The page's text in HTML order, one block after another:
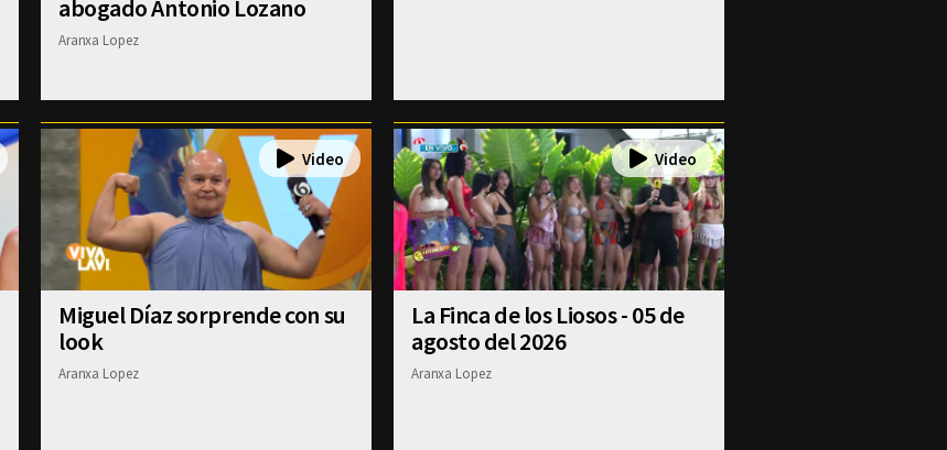
abogado Antonio Lozano
Aranxa Lopez
Miguel Díaz sorprende con su
look
Aranxa Lopez
La Finca de los Liosos - 05 de
agosto del 2026
Aranxa Lopez